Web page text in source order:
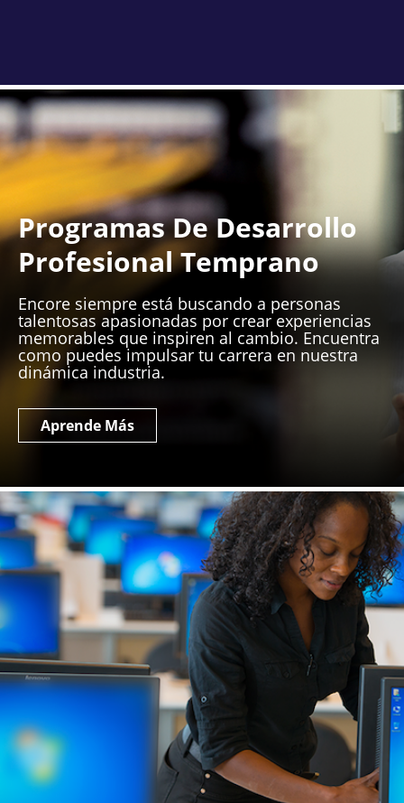
Programas De Desarrollo
Profesional Temprano
Encore siempre está buscando a personas
talentosas apasionadas por crear experiencias
memorables que inspiren al cambio. Encuentra
como puedes impulsar tu carrera en nuestra
dinámica industria.
Aprende Más